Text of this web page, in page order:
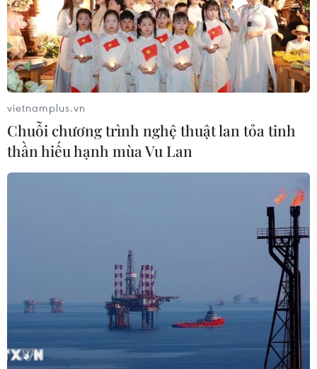
nước.
Ông John Kerry vẫn tin tưởng vào tương
lai quan hệ Mỹ-Philippines
03/11/2016 22:50
Ngoại trưởng John Kerry vẫn tin tưởng tương lai của mối
quan hệ Mỹ-Philippines bất chấp "sự bất đồng ở đâu
vietnamplus.vn
Chuỗi chương trình nghệ thuật lan tỏa tinh
thần hiếu hạnh mùa Vu Lan